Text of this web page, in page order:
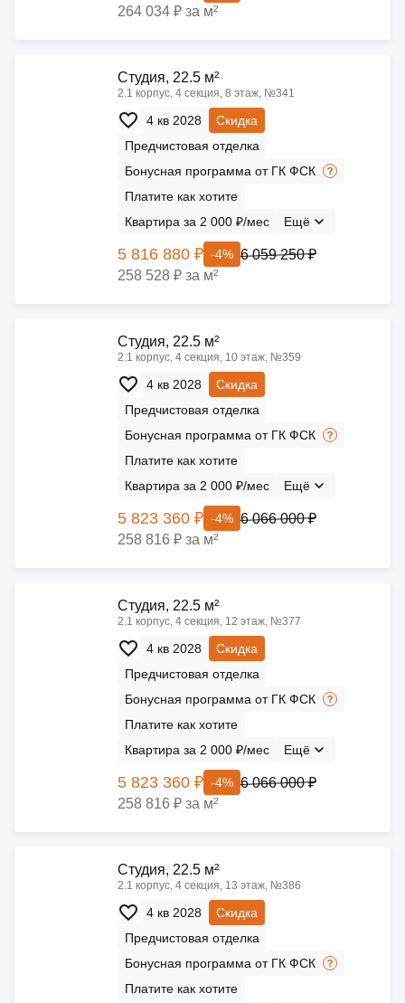
264 034 ₽ за м²
Cтудия, 22.5 м²
2.1 корпус, 4 секция, 8 этаж, №341
4 кв 2028
Скидка
Предчистовая отделка
Бонусная программа от ГК ФСК
Платите как хотите
Квартира за 2 000 ₽/мес
Ещё
5 816 880 ₽ -4% 6 059 250 ₽
258 528 ₽ за м²
Cтудия, 22.5 м²
2.1 корпус, 4 секция, 10 этаж, №359
4 кв 2028
Скидка
Предчистовая отделка
Бонусная программа от ГК ФСК
Платите как хотите
Квартира за 2 000 ₽/мес
Ещё
5 823 360 ₽ -4% 6 066 000 ₽
258 816 ₽ за м²
Cтудия, 22.5 м²
2.1 корпус, 4 секция, 12 этаж, №377
4 кв 2028
Скидка
Предчистовая отделка
Бонусная программа от ГК ФСК
Платите как хотите
Квартира за 2 000 ₽/мес
Ещё
5 823 360 ₽ -4% 6 066 000 ₽
258 816 ₽ за м²
Cтудия, 22.5 м²
2.1 корпус, 4 секция, 13 этаж, №386
4 кв 2028
Скидка
Предчистовая отделка
Бонусная программа от ГК ФСК
Платите как хотите